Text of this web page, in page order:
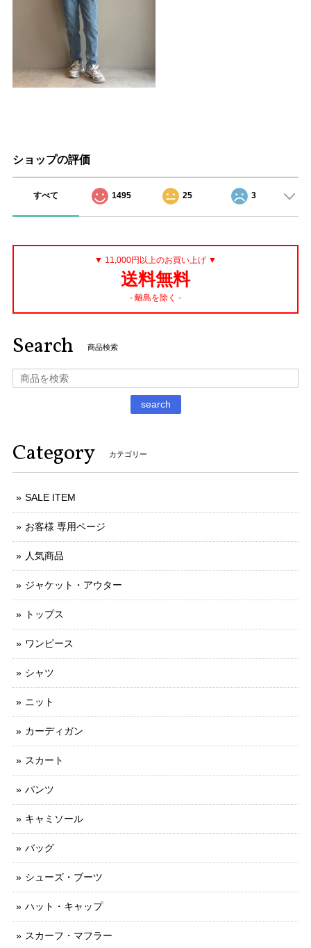
ショップの評価
すべて 1495 25 3
▼ 11,000円以上のお買い上げ ▼
送料無料
- 離島を除く -
Search 商品検索
search
Category カテゴリー
SALE ITEM
お客様 専用ページ
人気商品
ジャケット・アウター
トップス
ワンピース
シャツ
ニット
カーディガン
スカート
パンツ
キャミソール
バッグ
シューズ・ブーツ
ハット・キャップ
スカーフ・マフラー